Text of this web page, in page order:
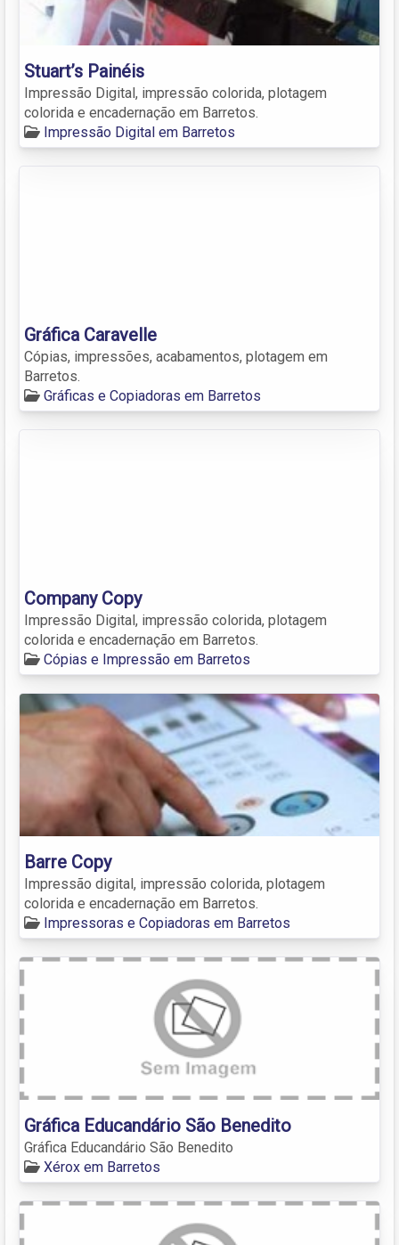
Stuart’s Painéis
Impressão Digital, impressão colorida, plotagem
colorida e encadernação em Barretos.
Impressão Digital em Barretos
Gráfica Caravelle
Cópias, impressões, acabamentos, plotagem em
Barretos.
Gráficas e Copiadoras em Barretos
Company Copy
Impressão Digital, impressão colorida, plotagem
colorida e encadernação em Barretos.
Cópias e Impressão em Barretos
Barre Copy
Impressão digital, impressão colorida, plotagem
colorida e encadernação em Barretos.
Impressoras e Copiadoras em Barretos
Gráfica Educandário São Benedito
Gráfica Educandário São Benedito
Xérox em Barretos